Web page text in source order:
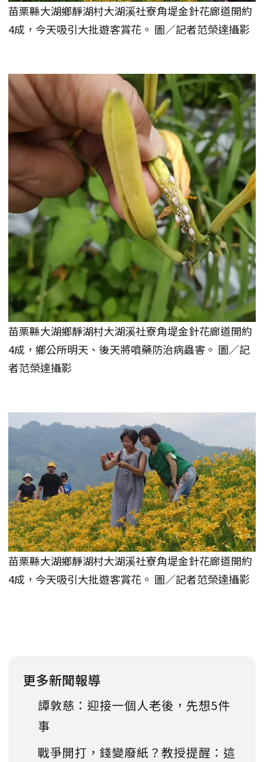
苗栗縣大湖鄉靜湖村大湖溪社寮角堤金針花廊道開約
4成，今天吸引大批遊客賞花。 圖／記者范榮達攝影
苗栗縣大湖鄉靜湖村大湖溪社寮角堤金針花廊道開約
4成，鄉公所明天、後天將噴藥防治病蟲害。 圖／記
者范榮達攝影
苗栗縣大湖鄉靜湖村大湖溪社寮角堤金針花廊道開約
4成，今天吸引大批遊客賞花。 圖／記者范榮達攝影
更多新聞報導
譚敦慈：迎接一個人老後，先想5件
事
戰爭開打，錢變廢紙？教授提醒：這